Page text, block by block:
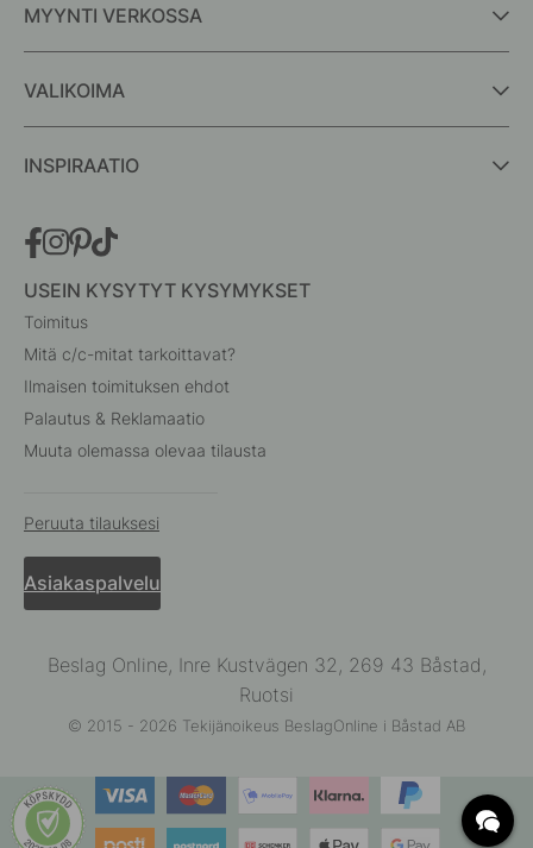
MYYNTI VERKOSSA
VALIKOIMA
INSPIRAATIO
USEIN KYSYTYT KYSYMYKSET
Toimitus
Mitä c/c-mitat tarkoittavat?
Ilmaisen toimituksen ehdot
Palautus & Reklamaatio
Muuta olemassa olevaa tilausta
Peruuta tilauksesi
Asiakaspalvelu
Beslag Online, Inre Kustvägen 32, 269 43 Båstad,
Ruotsi
© 2015 - 2026 Tekijänoikeus BeslagOnline i Båstad AB